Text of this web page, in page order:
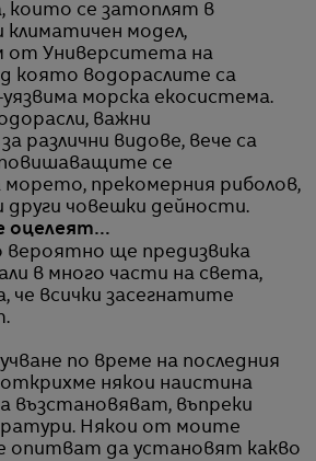
които се затоплят в
модел,
от Университета на
която водораслите са
морска екосистема.
важни
различни видове, вече са
се
прекомерния риболов,
други човешки дейности.
оцелеят…
вероятно ще предизвика
в много части на света,
че всички засегнатите
по време на последния
открихме някои наистина
възстановяват, въпреки
Някои от моите
опитват да установят какво